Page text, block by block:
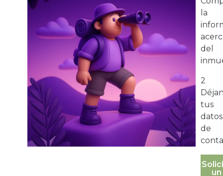
la
del
2
tus
datos
de
un